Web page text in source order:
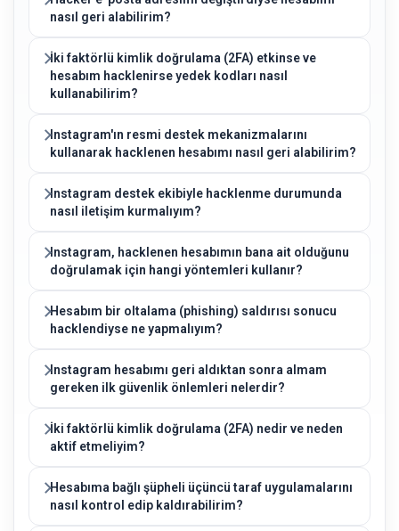
nasıl geri alabilirim?
İki faktörlü kimlik doğrulama (2FA) etkinse ve
hesabım hacklenirse yedek kodları nasıl
kullanabilirim?
Instagram'ın resmi destek mekanizmalarını
kullanarak hacklenen hesabımı nasıl geri alabilirim?
Instagram destek ekibiyle hacklenme durumunda
nasıl iletişim kurmalıyım?
Instagram, hacklenen hesabımın bana ait olduğunu
doğrulamak için hangi yöntemleri kullanır?
Hesabım bir oltalama (phishing) saldırısı sonucu
hacklendiyse ne yapmalıyım?
Instagram hesabımı geri aldıktan sonra almam
gereken ilk güvenlik önlemleri nelerdir?
İki faktörlü kimlik doğrulama (2FA) nedir ve neden
aktif etmeliyim?
Hesabıma bağlı şüpheli üçüncü taraf uygulamalarını
nasıl kontrol edip kaldırabilirim?